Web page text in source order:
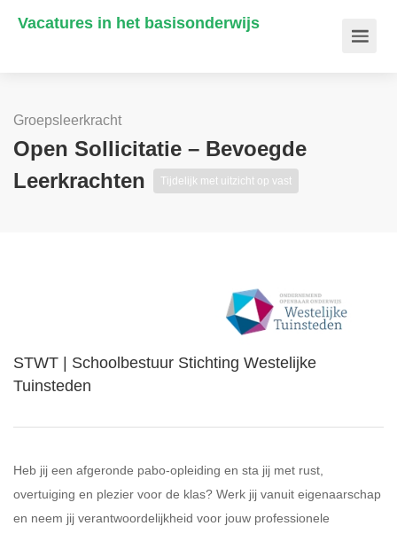
Vacatures in het basisonderwijs
Groepsleerkracht
Open Sollicitatie – Bevoegde
Leerkrachten
Tijdelijk met uitzicht op vast
STWT | Schoolbestuur Stichting Westelijke
Tuinsteden
Heb jij een afgeronde pabo-opleiding en sta jij met rust,
overtuiging en plezier voor de klas? Werk jij vanuit eigenaarschap
en neem jij verantwoordelijkheid voor jouw professionele